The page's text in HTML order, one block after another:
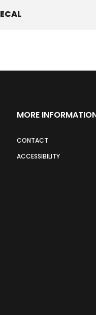
MORE
CONTACT
ACCESSIBILITY